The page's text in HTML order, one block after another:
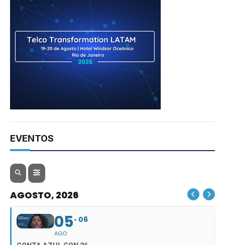
EVENTOS
AGOSTO, 2026
05
AGO
06